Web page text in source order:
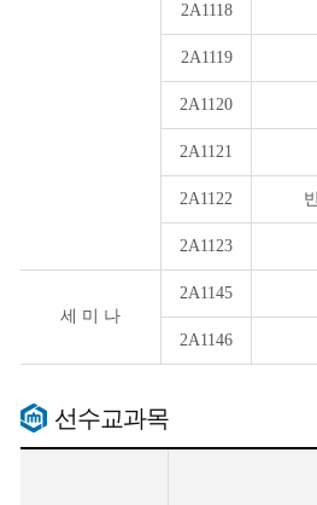
2A1118
2A1119
2A1120
2A1121
2A1122
2A1123
세 미 나
2A1145
2A1146
선수교과목